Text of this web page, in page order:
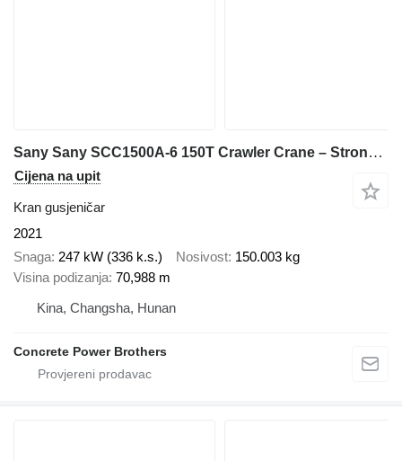
Sany Sany SCC1500A-6 150T Crawler Crane – Strong Lifting Performance|
Cijena na upit
Kran gusjeničar
2021
Snaga 247 kW (336 k.s.) Nosivost 150.003 kg
Visina podizanja 70,988 m
Kina, Changsha, Hunan
Concrete Power Brothers